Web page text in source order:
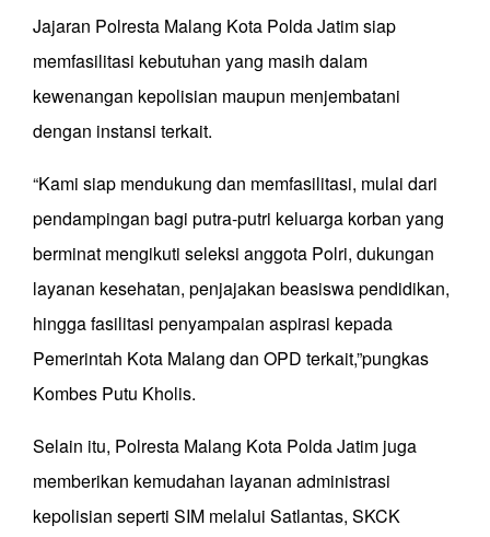
Jajaran Polresta Malang Kota Polda Jatim siap
memfasilitasi kebutuhan yang masih dalam
kewenangan kepolisian maupun menjembatani
dengan instansi terkait.
“Kami siap mendukung dan memfasilitasi, mulai dari
pendampingan bagi putra-putri keluarga korban yang
berminat mengikuti seleksi anggota Polri, dukungan
layanan kesehatan, penjajakan beasiswa pendidikan,
hingga fasilitasi penyampaian aspirasi kepada
Pemerintah Kota Malang dan OPD terkait,”pungkas
Kombes Putu Kholis.
Selain itu, Polresta Malang Kota Polda Jatim juga
memberikan kemudahan layanan administrasi
kepolisian seperti SIM melalui Satlantas, SKCK